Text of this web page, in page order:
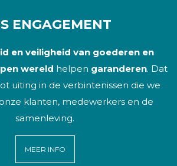
ENGAGEMENT
en veiligheid van goederen en
wereld helpen garanderen. Dat
uiting in de verbintenissen die we
klanten, medewerkers en de
samenleving.
MEER INFO